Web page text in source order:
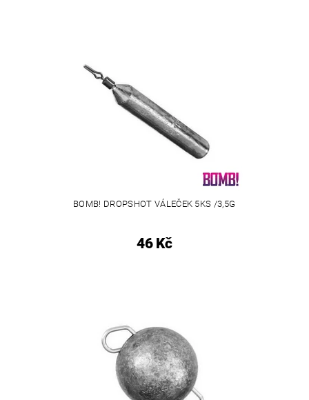
BOMB! DROPSHOT VÁLEČEK 5KS /3,5G
46 Kč